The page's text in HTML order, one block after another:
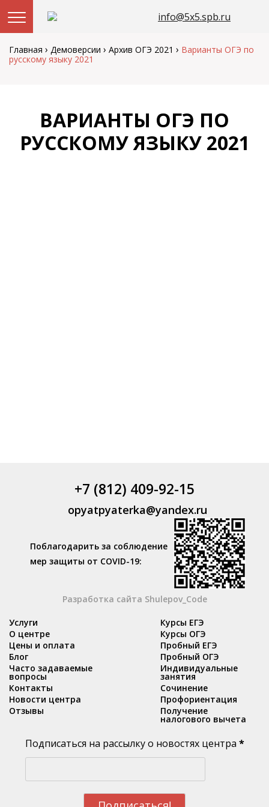
Перейти
содержанию
info@5x5.spb.ru
Главная › Демоверсии › Архив ОГЭ 2021 › Варианты ОГЭ по
русскому языку 2021
ВАРИАНТЫ ОГЭ ПО
РУССКОМУ ЯЗЫКУ 2021
Подписаться на рассылку о новостях центра *
Услуги
О центре
Цены и оплата
Блог
Часто задаваемые
вопросы
Контакты
Новости центра
Отзывы
Курсы ЕГЭ
Курсы ОГЭ
Пробный ЕГЭ
Пробный ОГЭ
Индивидуальные
занятия
Сочинение
Профориентация
Получение
налогового вычета
+7 (812) 409-92-15
opyatpyaterka@yandex.ru
Поблагодарить за соблюдение
мер защиты от COVID-19:
Разработка сайта Shulepov_Code